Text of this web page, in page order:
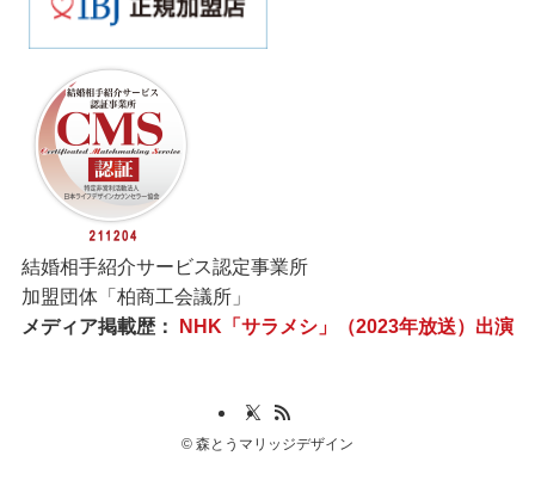
結婚相手紹介サービス認定事業所
加盟団体「柏商工会議所」
メディア掲載歴：
NHK「サラメシ」（2023年放送）出演
© 森とうマリッジデザイン